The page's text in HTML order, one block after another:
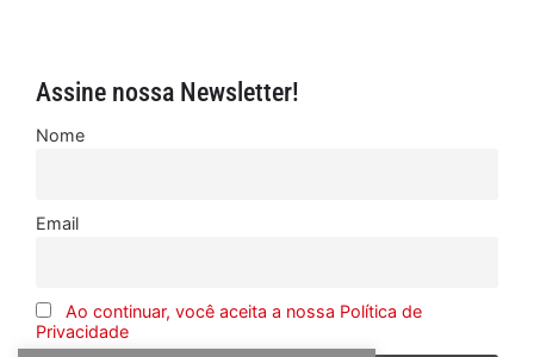
Assine nossa Newsletter!
Nome
Email
Ao continuar, você aceita a nossa Política de
Privacidade